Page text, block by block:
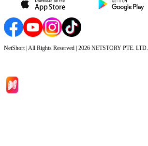
NetShort | All Rights Reserved | 2026 NETSTORY PTE. LTD.